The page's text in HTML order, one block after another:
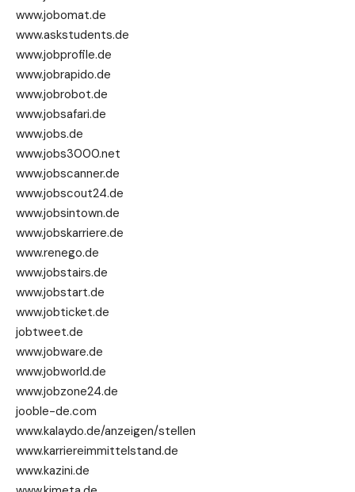
www.jobomat.de
www.askstudents.de
www.jobprofile.de
www.jobrapido.de
www.jobrobot.de
www.jobsafari.de
www.jobs.de
www.jobs3000.net
www.jobscanner.de
www.jobscout24.de
www.jobsintown.de
www.jobskarriere.de
www.renego.de
www.jobstairs.de
www.jobstart.de
www.jobticket.de
jobtweet.de
www.jobware.de
www.jobworld.de
www.jobzone24.de
jooble-de.com
www.kalaydo.de/anzeigen/stellen
www.karriereimmittelstand.de
www.kazini.de